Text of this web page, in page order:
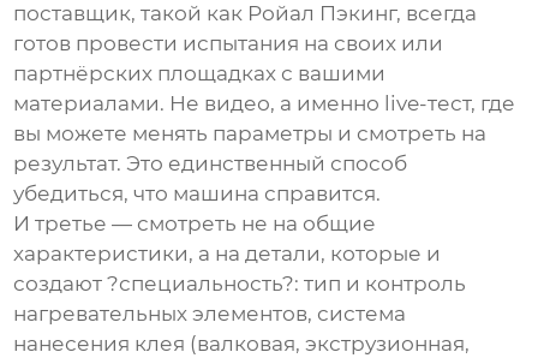
поставщик, такой как Ройал Пэкинг, всегда
готов провести испытания на своих или
партнёрских площадках с вашими
материалами. Не видео, а именно live-тест, где
вы можете менять параметры и смотреть на
результат. Это единственный способ
убедиться, что машина справится.
И третье — смотреть не на общие
характеристики, а на детали, которые и
создают ?специальность?: тип и контроль
нагревательных элементов, система
нанесения клея (валковая, экструзионная,